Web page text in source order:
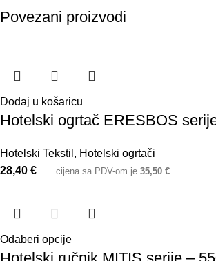
Povezani proizvodi
Dodaj u košaricu
Hotelski ogrtač ERESBOS
Hotelski Tekstil , Hotelski ogrtači
28,40 € ..... cijena sa PDV-om je 35,50 €
Odaberi opcije